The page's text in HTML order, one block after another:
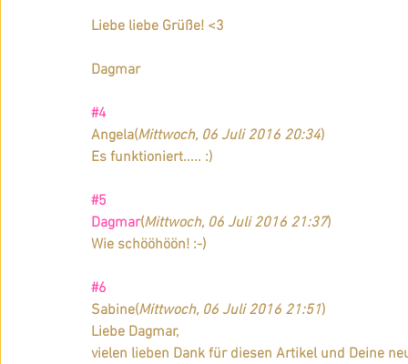
Liebe liebe Grüße! <3
Dagmar
#4
Angela(Mittwoch, 06 Juli 2016 20:34)
Es funktioniert..... :)
#5
Dagmar(Mittwoch, 06 Juli 2016 21:37)
Wie schööhöön! :-)
#6
Sabine(Mittwoch, 06 Juli 2016 21:51)
Liebe Dagmar,
vielen lieben Dank für diesen Artikel und Deine